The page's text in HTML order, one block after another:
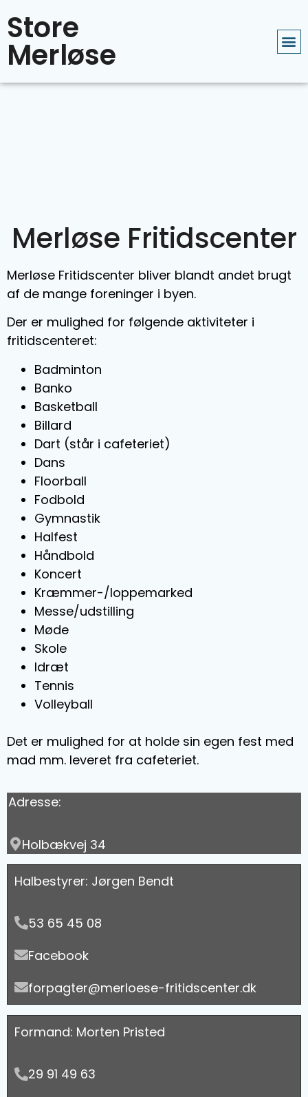
Store
Merløse
Merløse Fritidscenter
Merløse Fritidscenter bliver blandt andet brugt
af de mange foreninger i byen.
Der er mulighed for følgende aktiviteter i
fritidscenteret:
Badminton
Banko
Basketball
Billard
Dart (står i cafeteriet)
Dans
Floorball
Fodbold
Gymnastik
Halfest
Håndbold
Koncert
Kræmmer-/loppemarked
Messe/udstilling
Møde
Skole
Idræt
Tennis
Volleyball
Det er mulighed for at holde sin egen fest med
mad mm. leveret fra cafeteriet.
Adresse:
Holbækvej 34
Halbestyrer: Jørgen Bendt
53 65 45 08
Facebook
forpagter@merloese-fritidscenter.dk
Formand: Morten Pristed
29 91 49 63